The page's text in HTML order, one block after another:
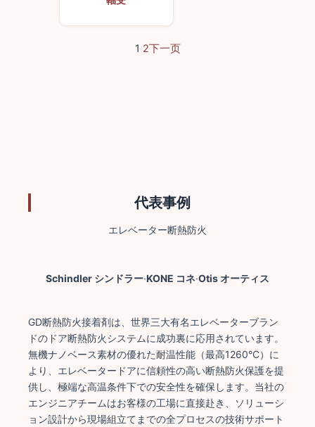
1 2下一页
代表事例
エレベーター断熱防火
Schindler シンドラー·KONE コネ·Otis オーティス
GD断熱防火接着剤は、世界三大有名エレベーターブラン
ドのドア断熱防火システムに成功裏に応用されています。
無機ナノベース素材の優れた耐温性能（最高1260°C）に
より、エレベータードアに信頼性の高い断熱防火保護を提
供し、極端な高温条件下での安全性を確保します。当社の
エンジニアチームはお客様の工場に直接赴き、ソリューシ
ョン設計から現場組立てまでの全プロセスの技術サポート